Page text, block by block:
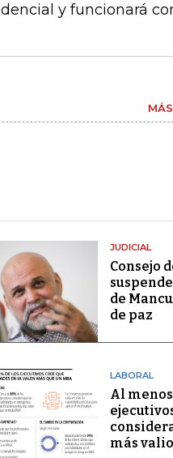
y funcionará
JUDICIAL
Consejo
de
de paz
LABORAL
Al
más